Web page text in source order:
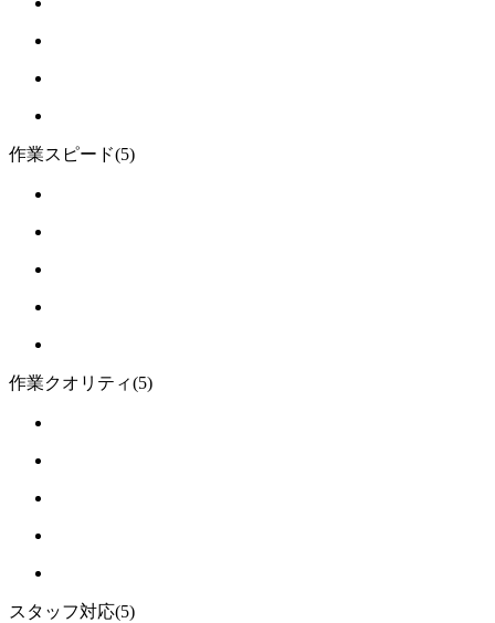
作業スピード(5)
作業クオリティ(5)
スタッフ対応(5)